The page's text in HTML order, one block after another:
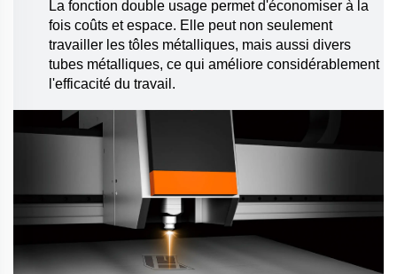
La fonction double usage permet d'économiser à la
fois coûts et espace. Elle peut non seulement
travailler les tôles métalliques, mais aussi divers
tubes métalliques, ce qui améliore considérablement
l'efficacité du travail.